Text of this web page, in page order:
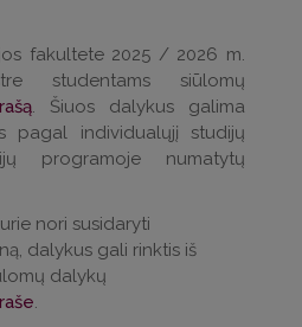
fakultete 2025 / 2026 m.
studentams siūlomų
. Šiuos dalykus galima
pagal individualųjį studijų
programoje numatytų
nori susidaryti
dalykus gali rinktis iš
dalykų
.